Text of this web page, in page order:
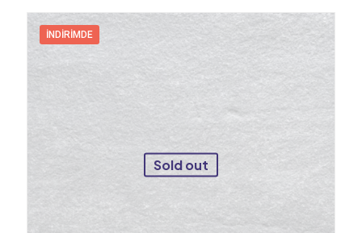
İNDIRIMDE
Sold out